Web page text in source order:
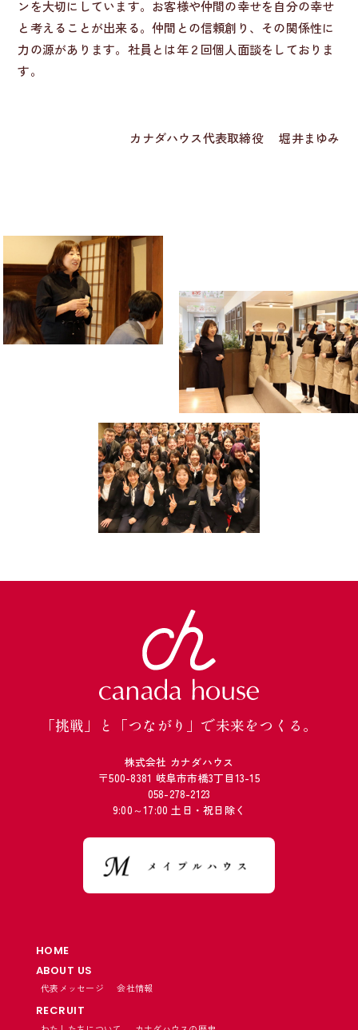
ンを大切にしています。お客様や仲間の幸せを自分の幸せ
と考えることが出来る。仲間との信頼創り、その関係性に
力の源があります。社員とは年２回個人面談をしておりま
す。
カナダハウス代表取締役 堀井まゆみ
「挑戦」と「つながり」で未来をつくる。
株式会社 カナダハウス
〒500-8381 岐阜市市橋3丁目13-15
058-278-2123
9:00～17:00 土日・祝日除く
HOME
ABOUT US
代表メッセージ 会社情報
RECRUIT